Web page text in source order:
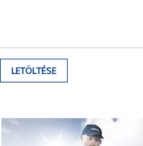
LETÖLTÉSE